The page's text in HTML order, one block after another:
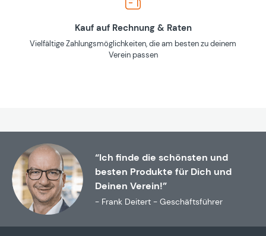
Kauf auf Rechnung & Raten
Vielfältige Zahlungsmöglichkeiten, die am besten zu deinem
Verein passen
“Ich finde die schönsten und
besten Produkte für Dich und
Deinen Verein!”
- Frank Deitert - Geschäftsführer